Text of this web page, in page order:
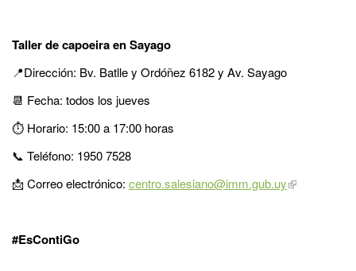
Taller de capoeira en Sayago
📍Dirección: Bv. Batlle y Ordóñez 6182 y Av. Sayago
📆 Fecha: todos los jueves
⏱️ Horario: 15:00 a 17:00 horas
📞 Teléfono: 1950 7528
📩 Correo electrónico: centro.salesiano@imm.gub.uy
#EsContiGo